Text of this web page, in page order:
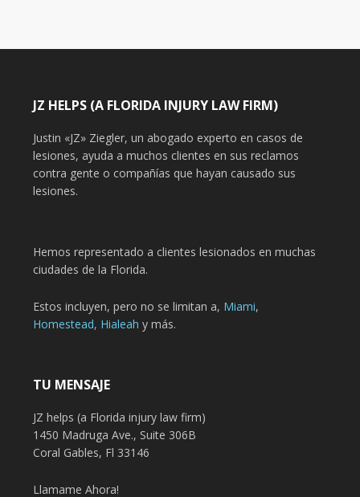
JZ HELPS (A FLORIDA INJURY LAW FIRM)
Justin «JZ» Ziegler, un abogado experto en casos de
lesiones, ayuda a muchos clientes en sus reclamos
contra gente o compañías que hayan causado sus
lesiones.
Hemos representado a clientes lesionados en muchas
ciudades de la Florida.
Estos incluyen, pero no se limitan a, Miami,
Homestead, Hialeah y más.
TU MENSAJE
JZ helps (a Florida injury law firm)
1450 Madruga Ave., Suite 306B
Coral Gables, Fl 33146
Llamame Ahora!